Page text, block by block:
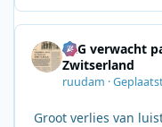
SRG verwacht
Zwitserland
ruudam ·
Groot verlies van